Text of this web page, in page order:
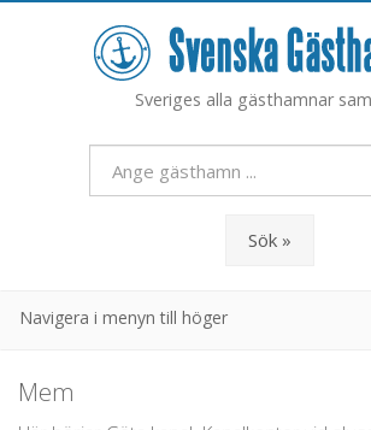
Sveriges alla gästhamnar
Sök »
Navigera i menyn till höger
Mem